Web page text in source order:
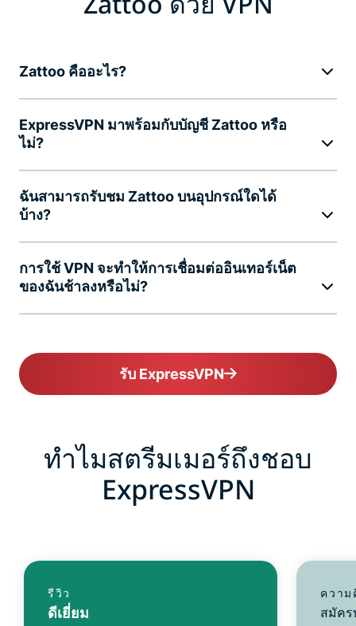
Zattoo คืออะไร?
ExpressVPN มาพร้อมกับบัญชี Zattoo หรือ
ไม่?
ฉันสามารถรับชม Zattoo บนอุปกรณ์ใดได้
บ้าง?
การใช้ VPN จะทำให้การเชื่อมต่ออินเทอร์เน็ต
ของฉันช้าลงหรือไม่?
รับ ExpressVPN
ทำไมสตรีมเมอร์ถึงชอบ
ExpressVPN
รีวิว
ดีเยี่ยม
ความ
สมัคร